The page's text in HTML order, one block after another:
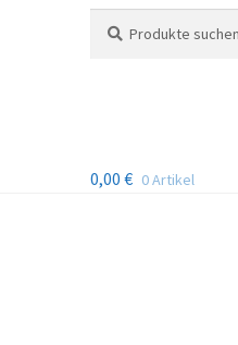
nach:
0,00 € 0 Artikel